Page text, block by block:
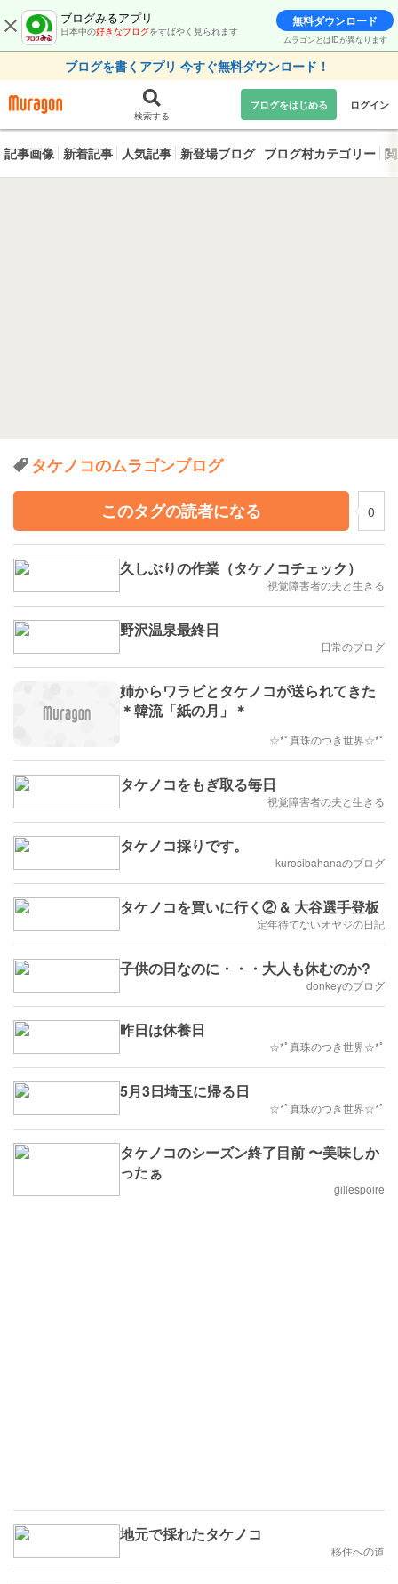
ブログみるアプリ
日本中の好きなブログをすばやく見られます
無料ダウンロード
ムラゴンとはIDが異なります
ブログを書くアプリ 今すぐ無料ダウンロード！
検索する
ブログをはじめる ログイン
記事画像 新着記事 人気記事 新登場ブログ ブログ村カテゴリー
タケノコのムラゴンブログ
このタグの読者になる
0
久しぶりの作業（タケノコチェック）
視覚障害者の夫と生きる
野沢温泉最終日
日常のブログ
姉からワラビとタケノコが送られてきた
＊韓流「紙の月」＊
☆*ﾟ真珠のつき世界☆*ﾟ
タケノコをもぎ取る毎日
視覚障害者の夫と生きる
タケノコ採りです。
kurosibahanaのブログ
タケノコを買いに行く② & 大谷選手登板
定年待てないオヤジの日記
子供の日なのに・・・大人も休むのか?
donkeyのブログ
昨日は休養日
☆*ﾟ真珠のつき世界☆*ﾟ
5月3日埼玉に帰る日
☆*ﾟ真珠のつき世界☆*ﾟ
タケノコのシーズン終了目前 〜美味しか
ったぁ
gillespoire
地元で採れたタケノコ
移住への道